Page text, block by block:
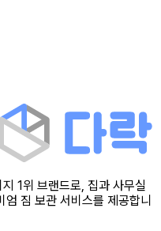
1위 브랜드로, 집과 사무실
짐 보관 서비스를 제공합니